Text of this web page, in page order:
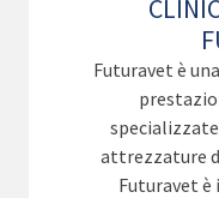
Futuravet è
attrezzature
Futuravet è